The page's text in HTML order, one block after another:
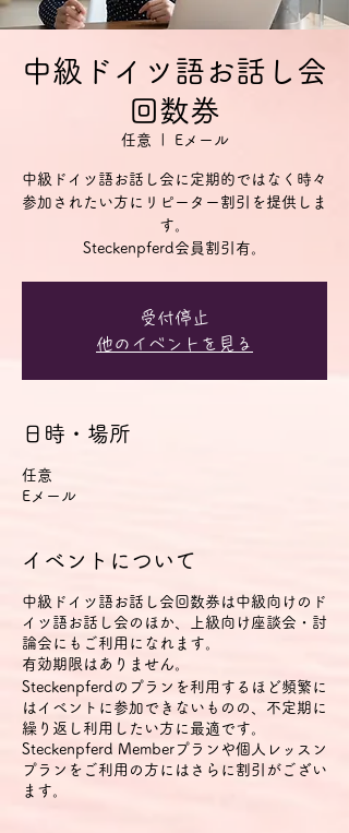
中級ドイツ語お話し会
回数券
任意 Eメール
中級ドイツ語お話し会に定期的ではなく時々
参加されたい方にリピーター割引を提供しま
す。
Steckenpferd会員割引有。
受付停止
他のイベントを見る
日時・場所
任意
Eメール
イベントについて
中級ドイツ語お話し会回数券は中級向けのド
イツ語お話し会のほか、上級向け座談会・討
論会にもご利用になれます。
有効期限はありません。
Steckenpferdのプランを利用するほど頻繁に
はイベントに参加できないものの、不定期に
繰り返し利用したい方に最適です。
Steckenpferd Memberプランや個人レッスン
プランをご利用の方にはさらに割引がござい
ます。